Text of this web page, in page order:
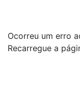
Ocorreu um erro
Recarregue a